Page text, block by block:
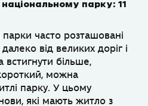
парку: 11
парки часто розташовані
від великих доріг і
більше,
можна
парку. У цьому
які мають житло з